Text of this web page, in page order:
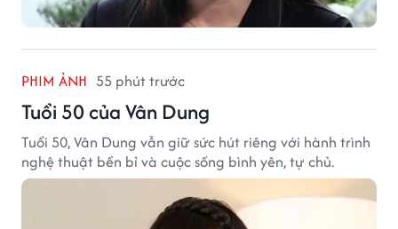
PHIM ẢNH 55 phút trước
Tuổi 50 của Vân Dung
Tuổi 50, Vân Dung vẫn giữ sức hút riêng với hành trình
nghệ thuật bền bỉ và cuộc sống bình yên, tự chủ.